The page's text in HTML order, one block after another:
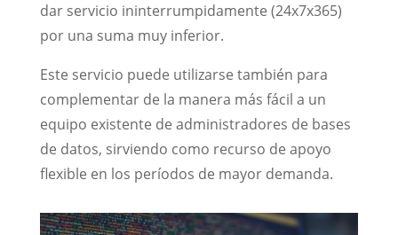
dar servicio ininterrumpidamente (24x7x365)
por una suma muy inferior.
Este servicio puede utilizarse también para
complementar de la manera más fácil a un
equipo existente de administradores de bases
de datos, sirviendo como recurso de apoyo
flexible en los períodos de mayor demanda.